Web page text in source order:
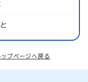
ップページへ戻る